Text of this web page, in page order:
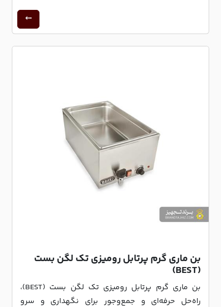
بن ماری گرم پرتابل رومیزی تک لگن بست
(BEST)
بن ماری گرم پرتابل رومیزی تک لگن بست (BEST)،
راه‌حل حرفه‌ای و جمع‌وجور برای نگهداری و سرو